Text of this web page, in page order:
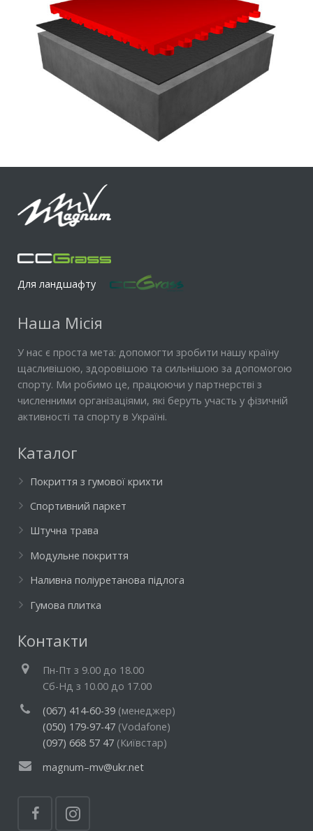
Для ландшафту
Наша Місія
У нас є проста мета: допомогти зробити нашу країну
щасливішою, здоровішою та сильнішою за допомогою
спорту. Ми робимо це, працюючи у партнерстві з
численними організаціями, які беруть участь у фізичній
активності та спорту в Україні.
Каталог
Покриття з гумової крихти
Спортивний паркет
Штучна трава
Модульне покриття
Наливна поліуретанова підлога
Гумова плитка
Контакти
Пн-Пт з 9.00 до 18.00
Cб-Нд з 10.00 до 17.00
(067) 414-60-39 (менеджер)
(050) 179-97-47 (Vodafone)
(097) 668 57 47 (Київстар)
magnum–mv@ukr.net